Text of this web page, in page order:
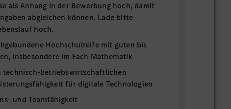
als Anhang in der Bewerbung hoch, damit
abgleichen können. Lade bitte
hoch.
Hochschulreife mit guten bis
insbesondere im Fach Mathematik
technisch-betriebswirtschaftlichen
für digitale Technologien
und Teamfähigkeit